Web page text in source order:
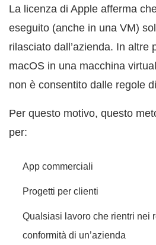
La licenza di Apple afferma
eseguito (anche in una VM)
rilasciato dall’azienda. In altre
macOS in una macchina
non è consentito dalle regole
Per questo motivo, questo
per:
App commerciali
Progetti per clienti
Qualsiasi lavoro che rientri nei
conformità di un’azienda